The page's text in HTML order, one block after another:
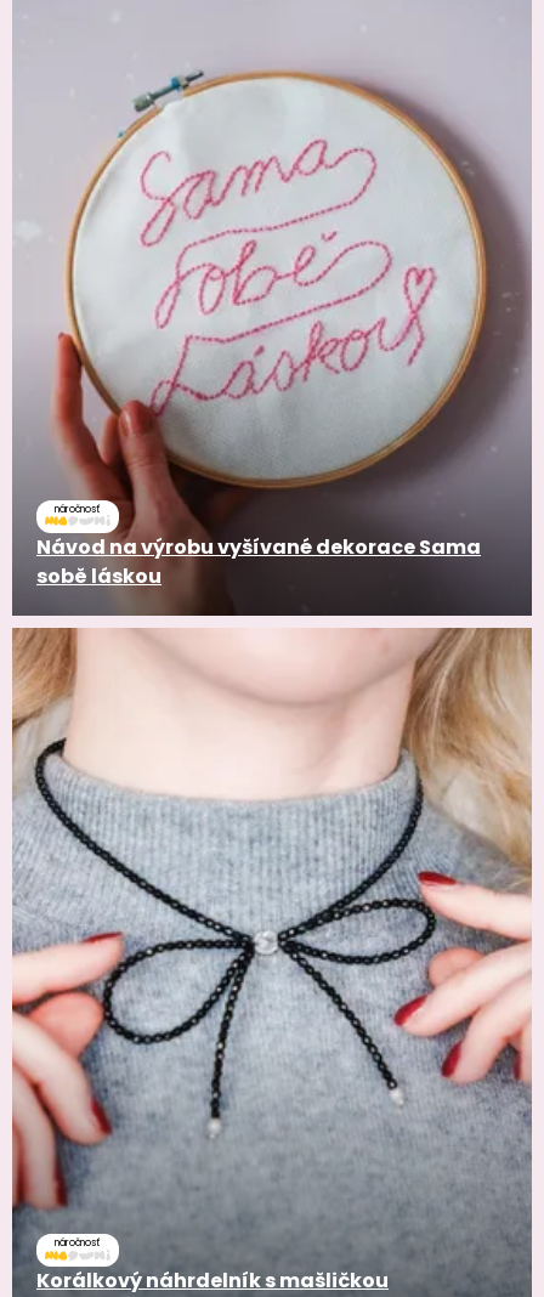
náročnosť
Návod na výrobu vyšívané dekorace Sama
sobě láskou
náročnosť
Korálkový náhrdelník s mašličkou